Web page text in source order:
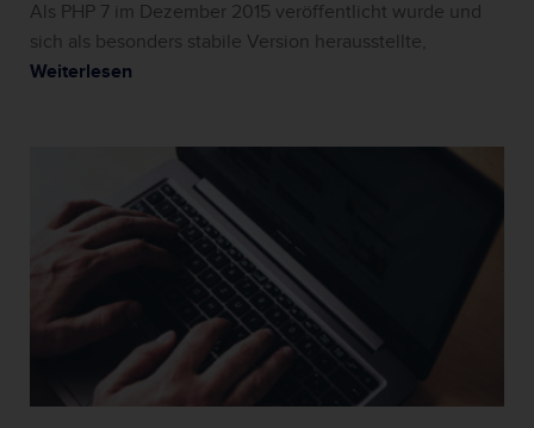
Als PHP 7 im Dezember 2015 veröffentlicht wurde und
sich als besonders stabile Version herausstellte,
Weiterlesen